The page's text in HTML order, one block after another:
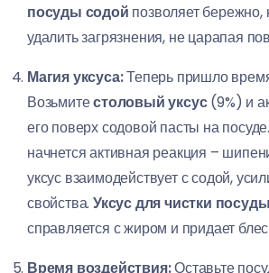
посуды содой позволяет
удалить загрязнения, не царапая
Магия уксуса:Теперь пришло
Возьмитестоловый уксус(9%) и
его поверх содовой пасты на
начнется активная реакция –
уксус взаимодействует с содой,
свойства. Уксус для чистки посуды
справляется с жиром и придает
Время воздействия:Оставьте